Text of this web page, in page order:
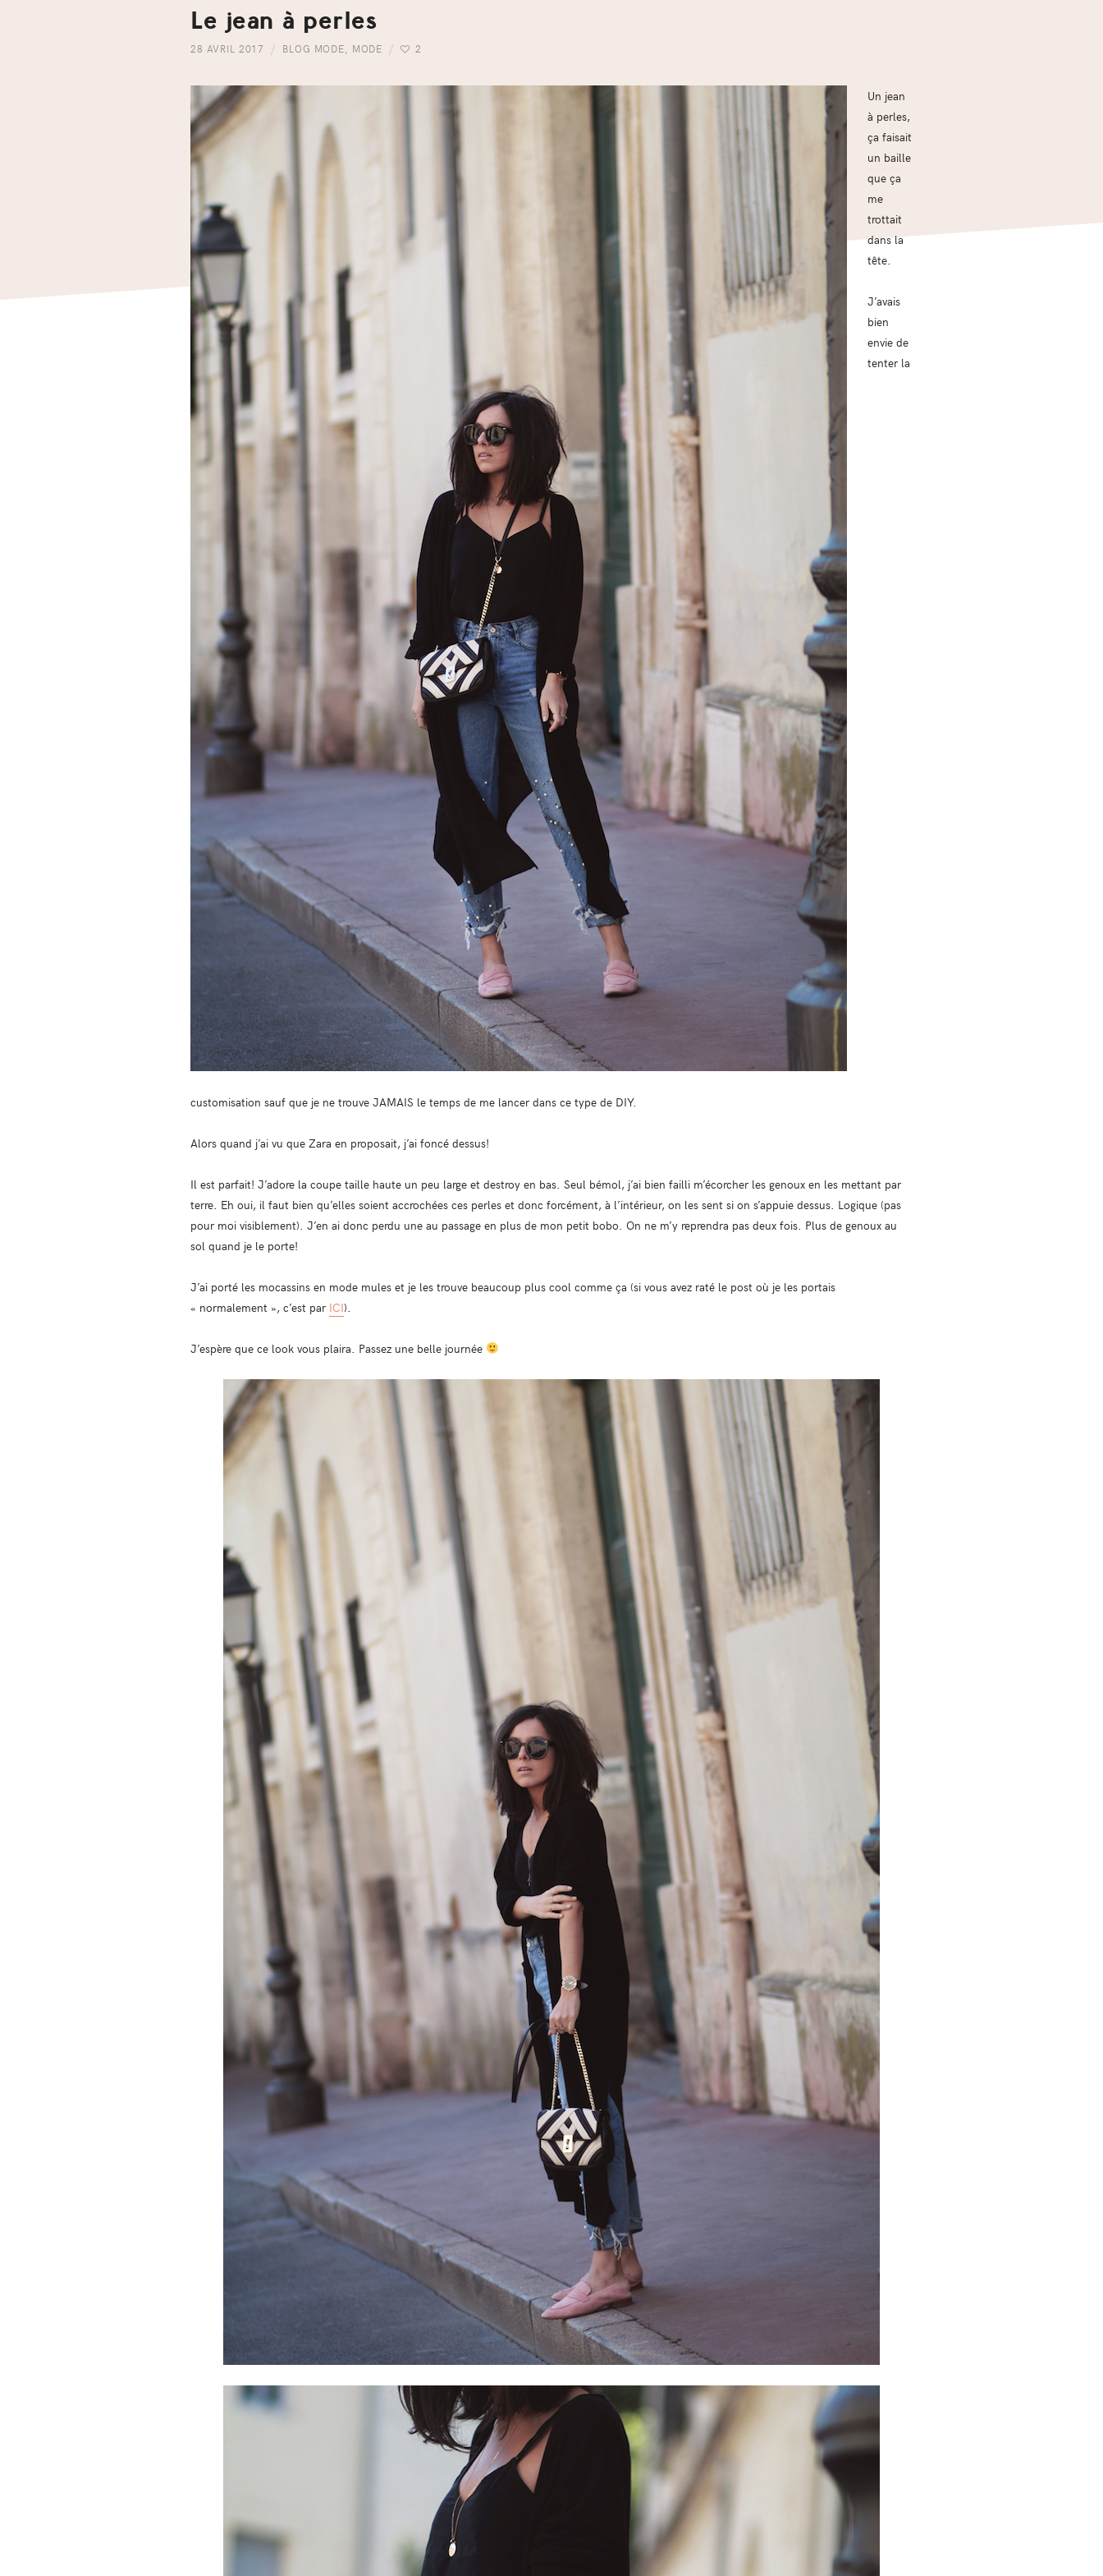
Le jean à perles
28 AVRIL 2017 BLOG MODE MODE 2
Un jean
à perles,
ça faisait
un baille
que ça
me
trottait
dans la
tête.
J’avais
bien
envie de
tenter la
customisation sauf que je ne trouve JAMAIS le temps de me lancer dans ce type de DIY.
Alors quand j’ai vu que Zara en proposait, j’ai foncé dessus!
Il est parfait! J’adore la coupe taille haute un peu large et destroy en bas. Seul bémol, j’ai bien failli m’écorcher les genoux en les mettant par
terre. Eh oui, il faut bien qu’elles soient accrochées ces perles et donc forcément, à l’intérieur, on les sent si on s’appuie dessus. Logique (pas
pour moi visiblement). J’en ai donc perdu une au passage en plus de mon petit bobo. On ne m’y reprendra pas deux fois. Plus de genoux au
sol quand je le porte!
J’ai porté les mocassins en mode mules et je les trouve beaucoup plus cool comme ça (si vous avez raté le post où je les portais
« normalement », c’est par ICI).
J’espère que ce look vous plaira. Passez une belle journée